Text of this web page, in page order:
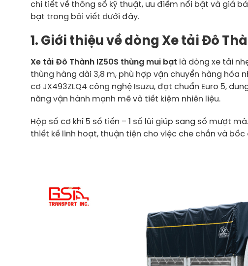
chi tiết về thông số kỹ thuật, ưu điểm nổi bật và giá
bạt trong bài viết dưới đây.
1. Giới thiệu về dòng Xe tải Đô
Xe tải Đô Thành IZ50S thùng mui bạt là dòng xe tải
thùng hàng dài 3,8 m, phù hợp vận chuyển hàng hóa
cơ JX493ZLQ4 công nghệ Isuzu, đạt chuẩn Euro 5,
năng vận hành mạnh mẽ và tiết kiệm nhiên liệu.
Hộp số cơ khí 5 số tiến – 1 số lùi giúp sang số mượt
thiết kế linh hoạt, thuận tiện cho việc che chắn và bốc